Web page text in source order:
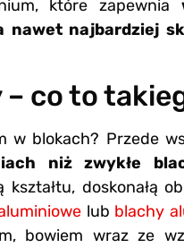
które zapewnia
nawet najbardziej
co to
w blokach? Przede
niż zwykłe
kształtu, doskonałą
lub blachy
bowiem wraz ze